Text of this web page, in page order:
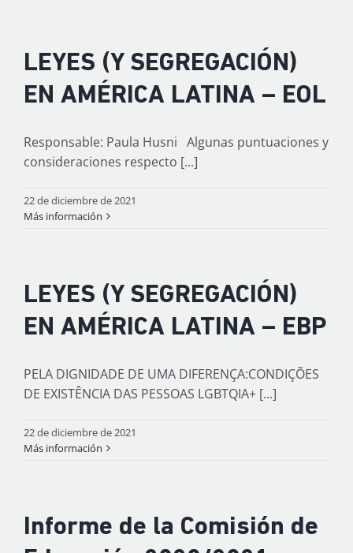
LEYES (Y SEGREGACIÓN)
EN AMÉRICA LATINA – EOL
Responsable: Paula Husni Algunas puntuaciones y
consideraciones respecto [...]
22 de diciembre de 2021
Más información
LEYES (Y SEGREGACIÓN)
EN AMÉRICA LATINA – EBP
PELA DIGNIDADE DE UMA DIFERENÇA:CONDIÇÕES
DE EXISTÊNCIA DAS PESSOAS LGBTQIA+ [...]
22 de diciembre de 2021
Más información
Informe de la Comisión de